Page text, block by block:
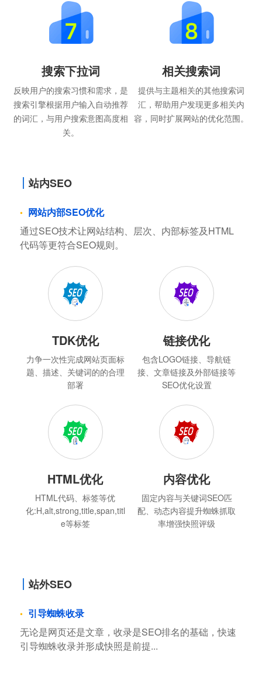
搜索下拉词
反映用户的搜索习惯和需求，是
搜索引擎根据用户输入自动推荐
的词汇，与用户搜索意图高度相
关。
相关搜索词
提供与主题相关的其他搜索词
汇，帮助用户发现更多相关内
容，同时扩展网站的优化范围。
站内SEO
网站内部SEO优化
通过SEO技术让网站结构、层次、内部标签及HTML
代码等更符合SEO规则。
TDK优化
力争一次性完成网站页面标
题、描述、关键词的的合理
部署
链接优化
包含LOGO链接、导航链
接、文章链接及外部链接等
SEO优化设置
HTML优化
HTML代码、标签等优
化:H,alt,strong,title,span,titl
e等标签
内容优化
固定内容与关键词SEO匹
配、动态内容提升蜘蛛抓取
率增强快照评级
站外SEO
引导蜘蛛收录
无论是网页还是文章，收录是SEO排名的基础，快速
引导蜘蛛收录并形成快照是前提...